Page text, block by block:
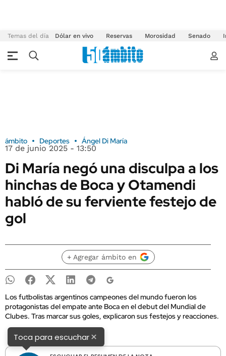
Temas del día Dólar en vivo Reservas Morosidad Senado
ámbito Deportes Ángel Di María
17 de junio 2025 - 13:50
Di María negó una disculpa a los
hinchas de Boca y Otamendi
habló de su ferviente festejo de
gol
+ Agregar ámbito en
Los futbolistas argentinos campeones del mundo fueron los
protagonistas del empate ante Boca en el debut del Mundial de
Clubes. Tras marcar sus goles, explicaron sus festejos y reacciones.
Toca para escuchar×